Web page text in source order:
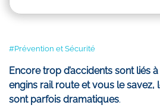
#Prévention et Sécurité
Encore trop d’accidents sont liés
engins rail route et vous le savez,
sont parfois dramatiques.